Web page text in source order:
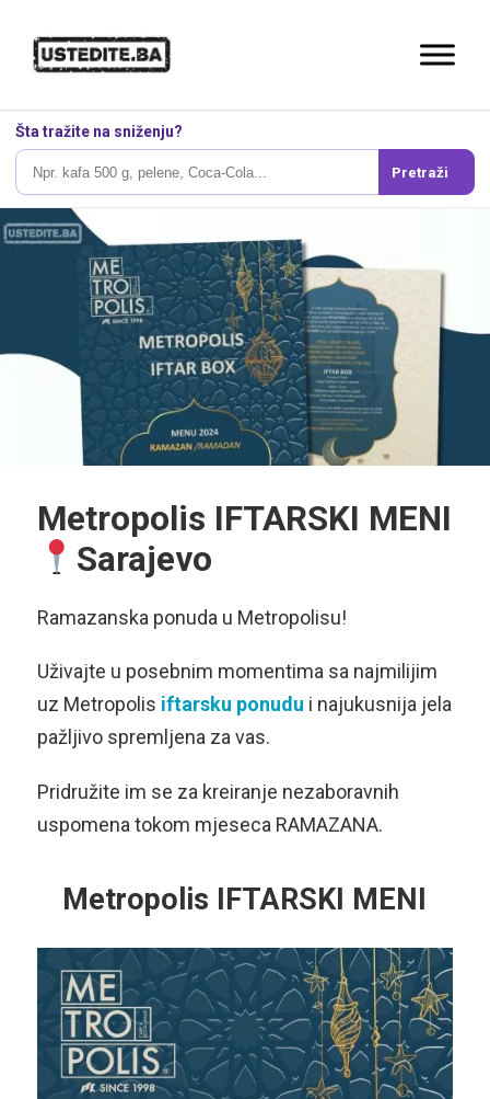
Šta tražite na sniženju?
Pretraži
Metropolis IFTARSKI MENI
Sarajevo
Ramazanska ponuda u Metropolisu!
Uživajte u posebnim momentima sa najmilijim
uz Metropolis iftarsku ponudu i najukusnija jela
pažljivo spremljena za vas.
Pridružite im se za kreiranje nezaboravnih
uspomena tokom mjeseca RAMAZANA.
Metropolis IFTARSKI MENI